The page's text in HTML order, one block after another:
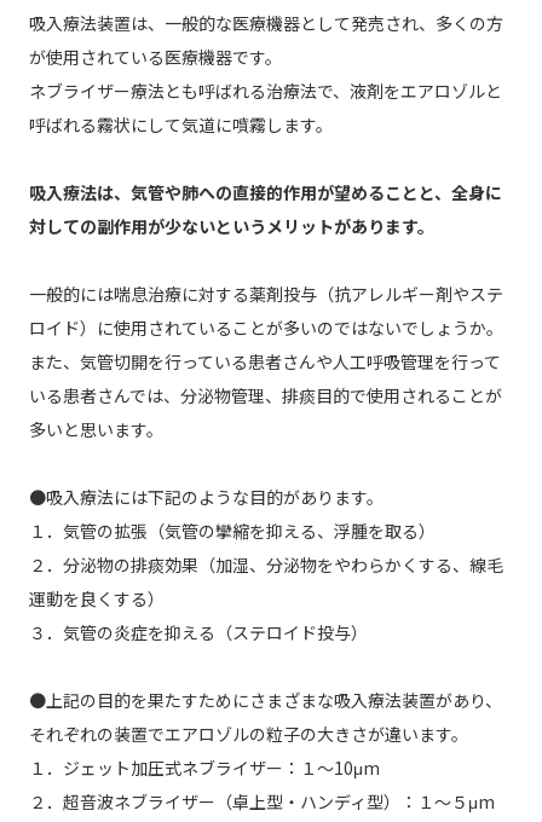
吸入療法装置は、一般的な医療機器として発売され、多くの方
が使用されている医療機器です。
ネブライザー療法とも呼ばれる治療法で、液剤をエアロゾルと
呼ばれる霧状にして気道に噴霧します。
吸入療法は、気管や肺への直接的作用が望めることと、全身に
対しての副作用が少ないというメリットがあります。
一般的には喘息治療に対する薬剤投与（抗アレルギー剤やステ
ロイド）に使用されていることが多いのではないでしょうか。
また、気管切開を行っている患者さんや人工呼吸管理を行って
いる患者さんでは、分泌物管理、排痰目的で使用されることが
多いと思います。
●吸入療法には下記のような目的があります。
１．気管の拡張（気管の攣縮を抑える、浮腫を取る）
２．分泌物の排痰効果（加湿、分泌物をやわらかくする、線毛
運動を良くする）
３．気管の炎症を抑える（ステロイド投与）
●上記の目的を果たすためにさまざまな吸入療法装置があり、
それぞれの装置でエアロゾルの粒子の大きさが違います。
１．ジェット加圧式ネブライザー：１～10μm
２．超音波ネブライザー（卓上型・ハンディ型）：１～５μm